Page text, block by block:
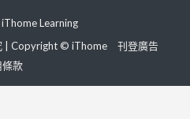
iThome Learning
| Copyright © iThome
刊登廣告
條款